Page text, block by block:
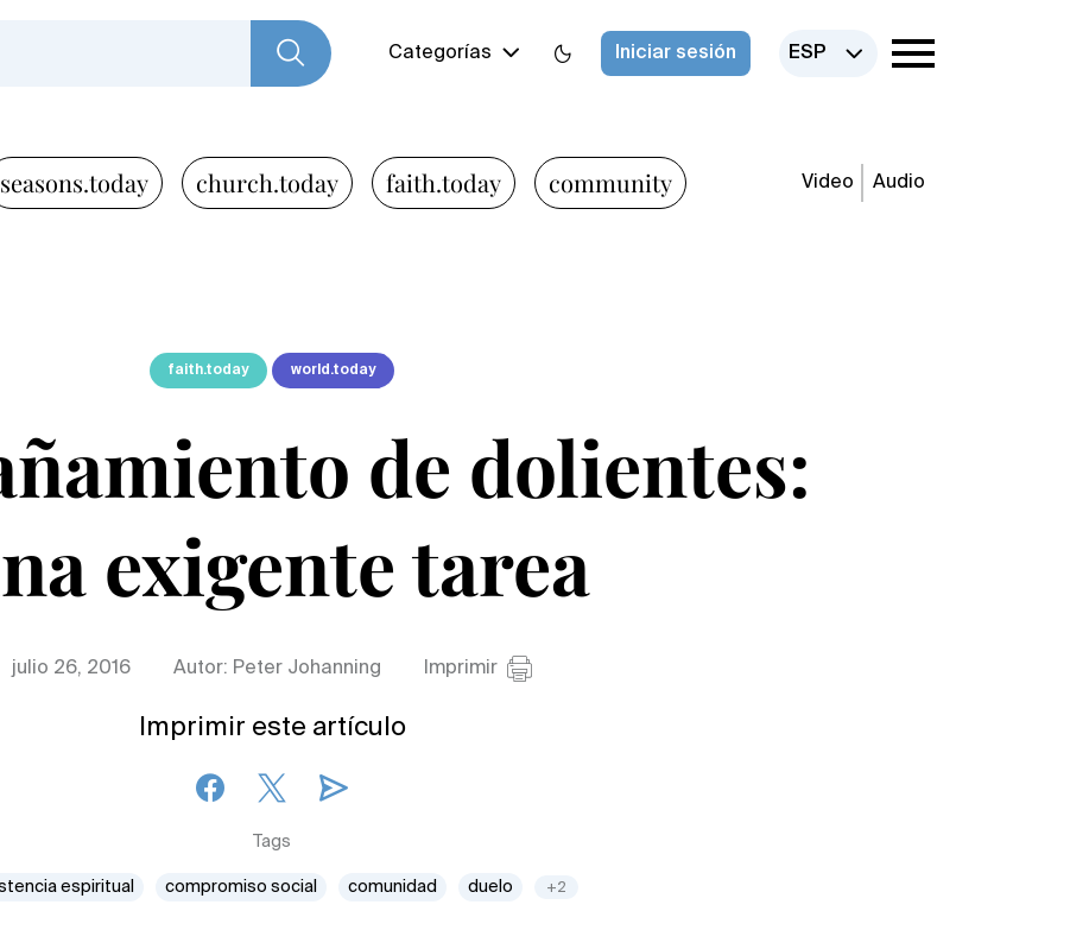
Categorías Iniciar sesión ESP
seasons.today church.today faith.today community Video Audio
faith.today world.today
de dolientes:
exigente tarea
julio 26, 2016 Autor: Peter Johanning Imprimir
Imprimir este artículo
Tags
espiritual compromiso social comunidad duelo +2